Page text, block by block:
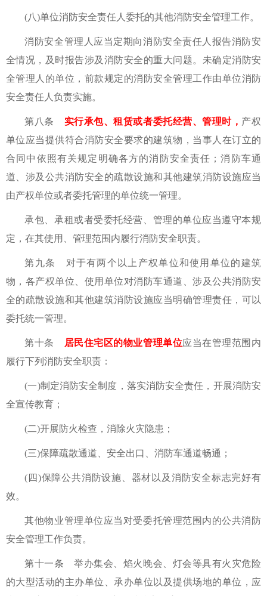
(八)单位消防安全责任人委托的其他消防安全管理工作。
消防安全管理人应当定期向消防安全责任人报告消防安
全情况，及时报告涉及消防安全的重大问题。未确定消防安
全管理人的单位，前款规定的消防安全管理工作由单位消防
安全责任人负责实施。
第八条 实行承包、租赁或者委托经营、管理时， 产权
单位应当提供符合消防安全要求的建筑物，当事人在订立的
合同中依照有关规定明确各方的消防安全责任；消防车通
道、涉及公共消防安全的疏散设施和其他建筑消防设施应当
由产权单位或者委托管理的单位统一管理。
承包、承租或者受委托经营、管理的单位应当遵守本规
定，在其使用、管理范围内履行消防安全职责。
第九条 对于有两个以上产权单位和使用单位的建筑
物，各产权单位、使用单位对消防车通道、涉及公共消防安
全的疏散设施和其他建筑消防设施应当明确管理责任，可以
委托统一管理。
第十条 居民住宅区的物业管理单位应当在管理范围内
履行下列消防安全职责：
(一)制定消防安全制度，落实消防安全责任，开展消防安
全宣传教育；
(二)开展防火检查，消除火灾隐患；
(三)保障疏散通道、安全出口、消防车通道畅通；
(四)保障公共消防设施、器材以及消防安全标志完好有
效。
其他物业管理单位应当对受委托管理范围内的公共消防
安全管理工作负责。
第十一条 举办集会、焰火晚会、灯会等具有火灾危险
的大型活动的主办单位、承办单位以及提供场地的单位，应